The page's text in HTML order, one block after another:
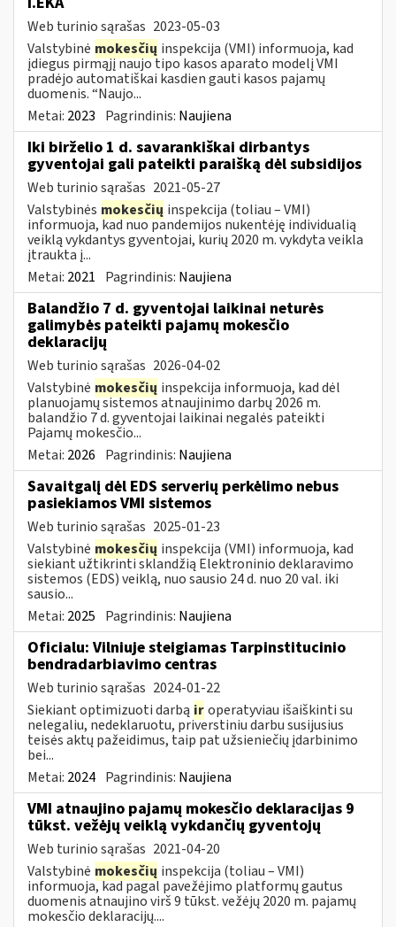
Web turinio sąrašas 2023-05-03
Valstybinė mokesčių inspekcija (VMI) informuoja, kad
įdiegus pirmąjį naujo tipo kasos aparato modelį VMI
pradėjo automatiškai kasdien gauti kasos pajamų
duomenis. “Naujo...
Metai: 2023 Pagrindinis: Naujiena
Iki birželio 1 d. savarankiškai dirbantys
gyventojai gali pateikti paraišką dėl subsidijos
Web turinio sąrašas 2021-05-27
Valstybinės mokesčių inspekcija (toliau – VMI)
informuoja, kad nuo pandemijos nukentėję individualią
veiklą vykdantys gyventojai, kurių 2020 m. vykdyta veikla
įtraukta į...
Metai: 2021 Pagrindinis: Naujiena
Balandžio 7 d. gyventojai laikinai neturės
galimybės pateikti pajamų mokesčio
deklaracijų
Web turinio sąrašas 2026-04-02
Valstybinė mokesčių inspekcija informuoja, kad dėl
planuojamų sistemos atnaujinimo darbų 2026 m.
balandžio 7 d. gyventojai laikinai negalės pateikti
Pajamų mokesčio...
Metai: 2026 Pagrindinis: Naujiena
Savaitgalį dėl EDS serverių perkėlimo nebus
pasiekiamos VMI sistemos
Web turinio sąrašas 2025-01-23
Valstybinė mokesčių inspekcija (VMI) informuoja, kad
siekiant užtikrinti sklandžią Elektroninio deklaravimo
sistemos (EDS) veiklą, nuo sausio 24 d. nuo 20 val. iki
sausio...
Metai: 2025 Pagrindinis: Naujiena
Oficialu: Vilniuje steigiamas Tarpinstitucinio
bendradarbiavimo centras
Web turinio sąrašas 2024-01-22
Siekiant optimizuoti darbą iroperatyviau išaiškinti su
nelegaliu, nedeklaruotu, priverstiniu darbu susijusius
teisės aktų pažeidimus, taip pat užsieniečių įdarbinimo
bei...
Metai: 2024 Pagrindinis: Naujiena
VMI atnaujino pajamų mokesčio deklaracijas 9
tūkst. vežėjų veiklą vykdančių gyventojų
Web turinio sąrašas 2021-04-20
Valstybinė mokesčių inspekcija (toliau – VMI)
informuoja, kad pagal pavežėjimo platformų gautus
duomenis atnaujino virš 9 tūkst. vežėjų 2020 m. pajamų
mokesčio deklaracijų....